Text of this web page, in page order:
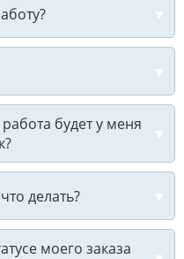
будет у меня
делать?
моего заказа